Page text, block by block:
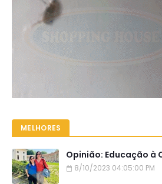
MELHORES
Opinião: Educação à
8/10/2023 04:05:00 PM